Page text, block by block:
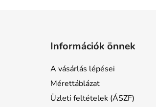
Információk önnek
A vásárlás lépései
Mérettáblázat
Üzleti feltételek (ÁSZF)